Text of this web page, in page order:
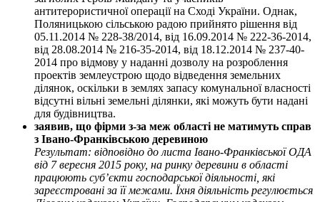
антитерористичної операції на Сході України. Однак,
Поляницькою сільською радою прийнято рішення від
05.11.2014 № 228-38/2014, від 16.09.2014 № 222-36-2014,
від 28.08.2014 № 216-35-2014, від 18.12.2014 № 237-40-
2014 про відмову у наданні дозволу на розроблення
проектів землеустрою щодо відведення земельних
ділянок, оскільки в землях запасу комунальної власності
відсутні вільні земельні ділянки, які можуть бути надані
для будівництва.
заявив, що фірми з-за меж області не матимуть справ
з Івано-Франківською деревиною
Результат: відповідно до листа Івано-Франківської ОДА
від 7 вересня 2015 року, на ринку деревини в області
працюють суб’єкти господарської діяльності, які
зареєстровані за її межами. Їхня діяльність регулюється